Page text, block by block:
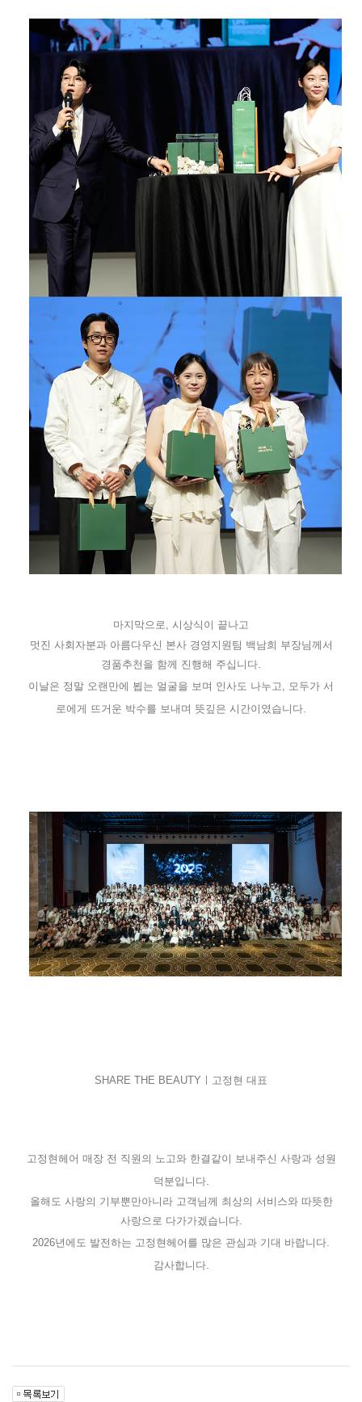
마지막으로, 시상식이 끝나고
멋진 사회자분과 아름다우신 본사 경영지원팀 백남희 부장님께서
경품추천을 함께 진행해 주십니다.
이날은 정말 오랜만에 뵙는 얼굴을 보며 인사도 나누고, 모두가 서
로에게 뜨거운 박수를 보내며 뜻깊은 시간이였습니다.
SHARE THE BEAUTYㅣ고정현 대표
고정현헤어 매장 전 직원의 노고와 한결같이 보내주신 사랑과 성원
덕분입니다.
올해도 사랑의 기부뿐만아니라 고객님께 최상의 서비스와 따뜻한
사랑으로 다가가겠습니다.
2026년에도 발전하는 고정현헤어를 많은 관심과 기대 바랍니다.
감사합니다.